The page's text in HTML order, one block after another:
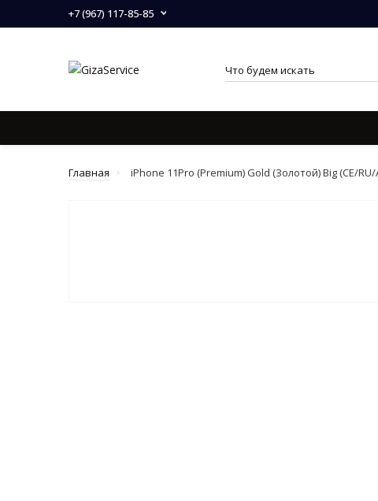
+7 (967) 117-85-85
Главная iPhone 11Pro (Premium) Gold (Золотой) Big (CE/